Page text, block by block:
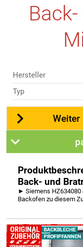
Hersteller
Typ
Back- und
► Siemens HZ634080
Backofen zu diesem